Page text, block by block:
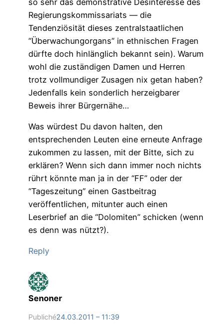
Regierungskommissariats — die
Tendenziösität dieses zentralstaatlichen
“Überwachungorgans” in ethnischen Fragen
dürfte doch hinlänglich bekannt sein). Warum
wohl die zuständigen Damen und Herren
trotz vollmundiger Zusagen nix getan haben?
Jedenfalls kein sonderlich herzeigbarer
Beweis ihrer Bürgernähe…
Was würdest Du davon halten, den
entsprechenden Leuten eine erneute Anfrage
zukommen zu lassen, mit der Bitte, sich zu
erklären? Wenn sich dann immer noch nichts
rührt könnte man ja in der “FF” oder der
“Tageszeitung” einen Gastbeitrag
veröffentlichen, mitunter auch einen
Leserbrief an die “Dolomiten” schicken (wenn
es denn was nützt?).
Reply
Senoner
Publiché24.03.2011 – 11:39